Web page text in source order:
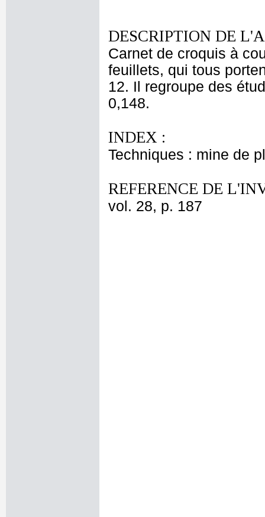
DESCRIPTION DE
Carnet de croquis à
feuillets, qui tous
12. Il regroupe des
0,148.
INDEX :
Techniques : mine de
REFERENCE DE
vol. 28, p. 187